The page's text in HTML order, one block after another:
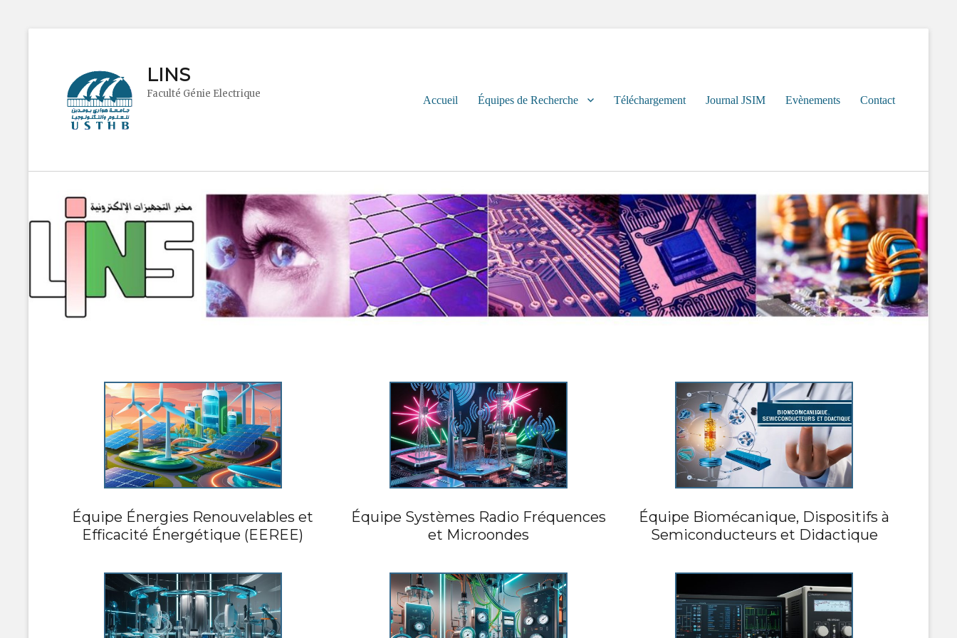
LINS
Faculté Génie Electrique
menu
Accueil Équipes de Recherche Téléchargement Journal JSIM Evènements Contact
Équipe Énergies Renouvelables et
Efficacité Énergétique (EEREE)
Équipe Systèmes Radio Fréquences
et Microondes
Équipe Biomécanique, Dispositifs à
Semiconducteurs et Didactique